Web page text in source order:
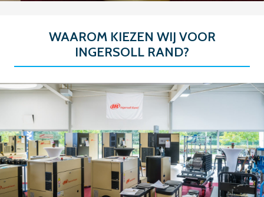
WAAROM KIEZEN WIJ VOOR
INGERSOLL RAND?